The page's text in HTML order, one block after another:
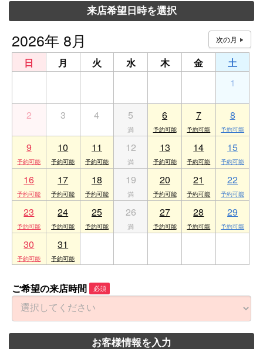
来店希望日時を選択
2026年 8月
日 月 火 水 木 金
土
1
2 3 4 5 6 7 8
9 10 11 12 13 14 15
16 17 18 19 20 21 22
23 24 25 26 27 28 29
30 31
ご希望の来店時間 必須
お客様情報を入力